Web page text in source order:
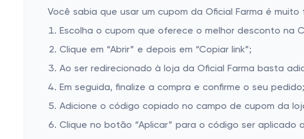
Você sabia que usar um cupom da Oficial Farma é
Escolha o cupom que oferece o melhor desconto na
Clique em “Abrir” e depois em “Copiar link”;
Ao ser redirecionado à loja da Oficial Farma basta
Em seguida, finalize a compra e confirme o seu pedido;
Adicione o código copiado no campo de cupom da
Clique no botão “Aplicar” para o código ser aplicado